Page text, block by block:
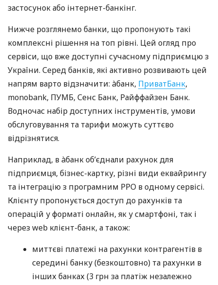
застосунок або інтернет-банкінг.
Нижче розглянемо банки, що пропонують такі
комплексні рішення на топ рівні. Цей огляд про
сервіси, що вже доступні сучасному підприємцю з
України. Серед банків, які активно розвивають цей
напрям варто відзначити: àбанк, ПриватБанк,
monobank, ПУМБ, Сенс Банк, Райффайзен Банк.
Водночас набір доступних інструментів, умови
обслуговування та тарифи можуть суттєво
відрізнятися.
Наприклад, в àбанк об’єднали рахунок для
підприємця, бізнес-картку, різні види еквайрингу
та інтеграцію з програмним РРО в одному сервісі.
Клієнту пропонується доступ до рахунків та
операцій у форматі онлайн, як у смартфоні, так і
через web клієнт-банк, а також:
миттєві платежі на рахунки контрагентів в
середині банку (безкоштовно) та рахунки в
інших банках (3 грн за платіж незалежно